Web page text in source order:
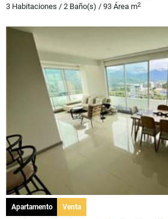
3 Habitaciones / 2 Baño(s) / 93 Área m2
Apartamento Venta